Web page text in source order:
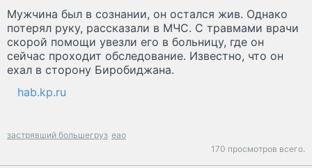
Мужчина был в сознании, он остался жив. Однако
потерял руку, рассказали в МЧС. С травмами врачи
скорой помощи увезли его в больницу, где он
сейчас проходит обследование. Известно, что он
ехал в сторону Биробиджана.
hab.kp.ru
застрявший большегруз еао
170 просмотров всего.